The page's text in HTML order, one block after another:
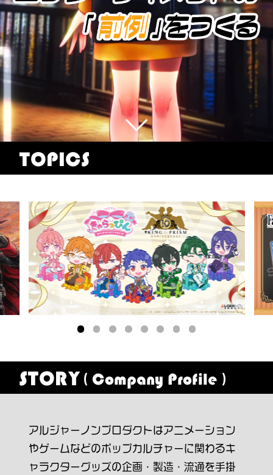
TOPICS
STORY ( Company Profile )
アルジャーノンプロダクトはアニメーション
やゲームなどのポップカルチャーに関わるキ
ャラクターグッズの企画・製造・流通を手掛